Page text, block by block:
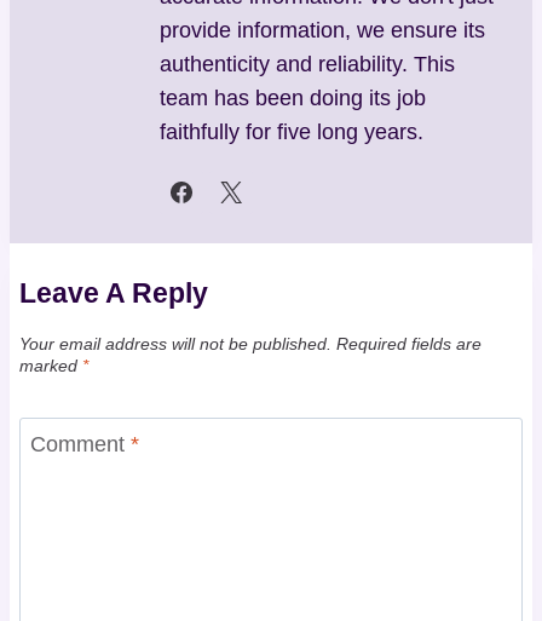
provide information, we ensure its
authenticity and reliability. This
team has been doing its job
faithfully for five long years.
Leave A Reply
Your email address will not be published. Required fields are
marked *
Comment *